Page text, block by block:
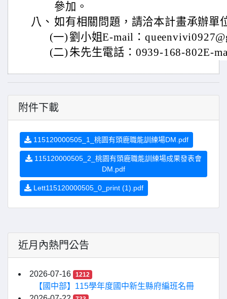
參加。
八、 如有相關問題，請洽本計畫承辦單
(一) 劉小姐E-mail：
(二) 朱先生電話：0939-168-802E-
附件下載
115120000505_1_桃園有頭鹿職能訓練場DM.pdf
115120000505_2_桃園有頭鹿職能訓練場成果發表會
DM.pdf
Lett115120000505_0_print (1).pdf
近月內熱門公告
2026-07-16 1212
【國中部】115學年度國中新生縣府編班名冊